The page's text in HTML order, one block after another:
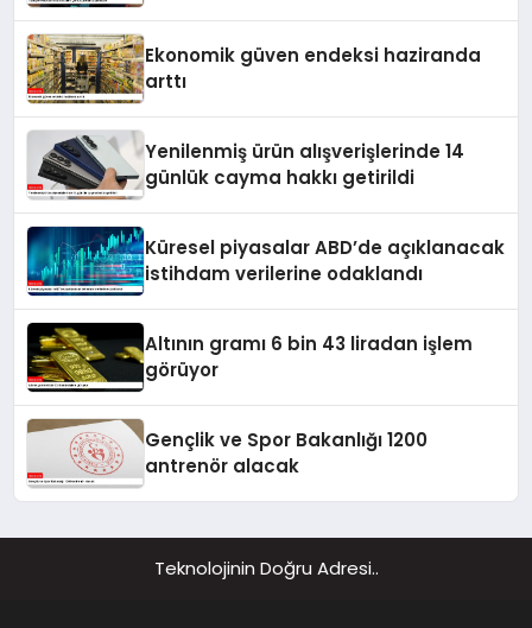
Ekonomik güven endeksi haziranda
arttı
Yenilenmiş ürün alışverişlerinde 14
günlük cayma hakkı getirildi
Küresel piyasalar ABD’de açıklanacak
istihdam verilerine odaklandı
Altının gramı 6 bin 43 liradan işlem
görüyor
Gençlik ve Spor Bakanlığı 1200
antrenör alacak
Teknolojinin Doğru Adresi..